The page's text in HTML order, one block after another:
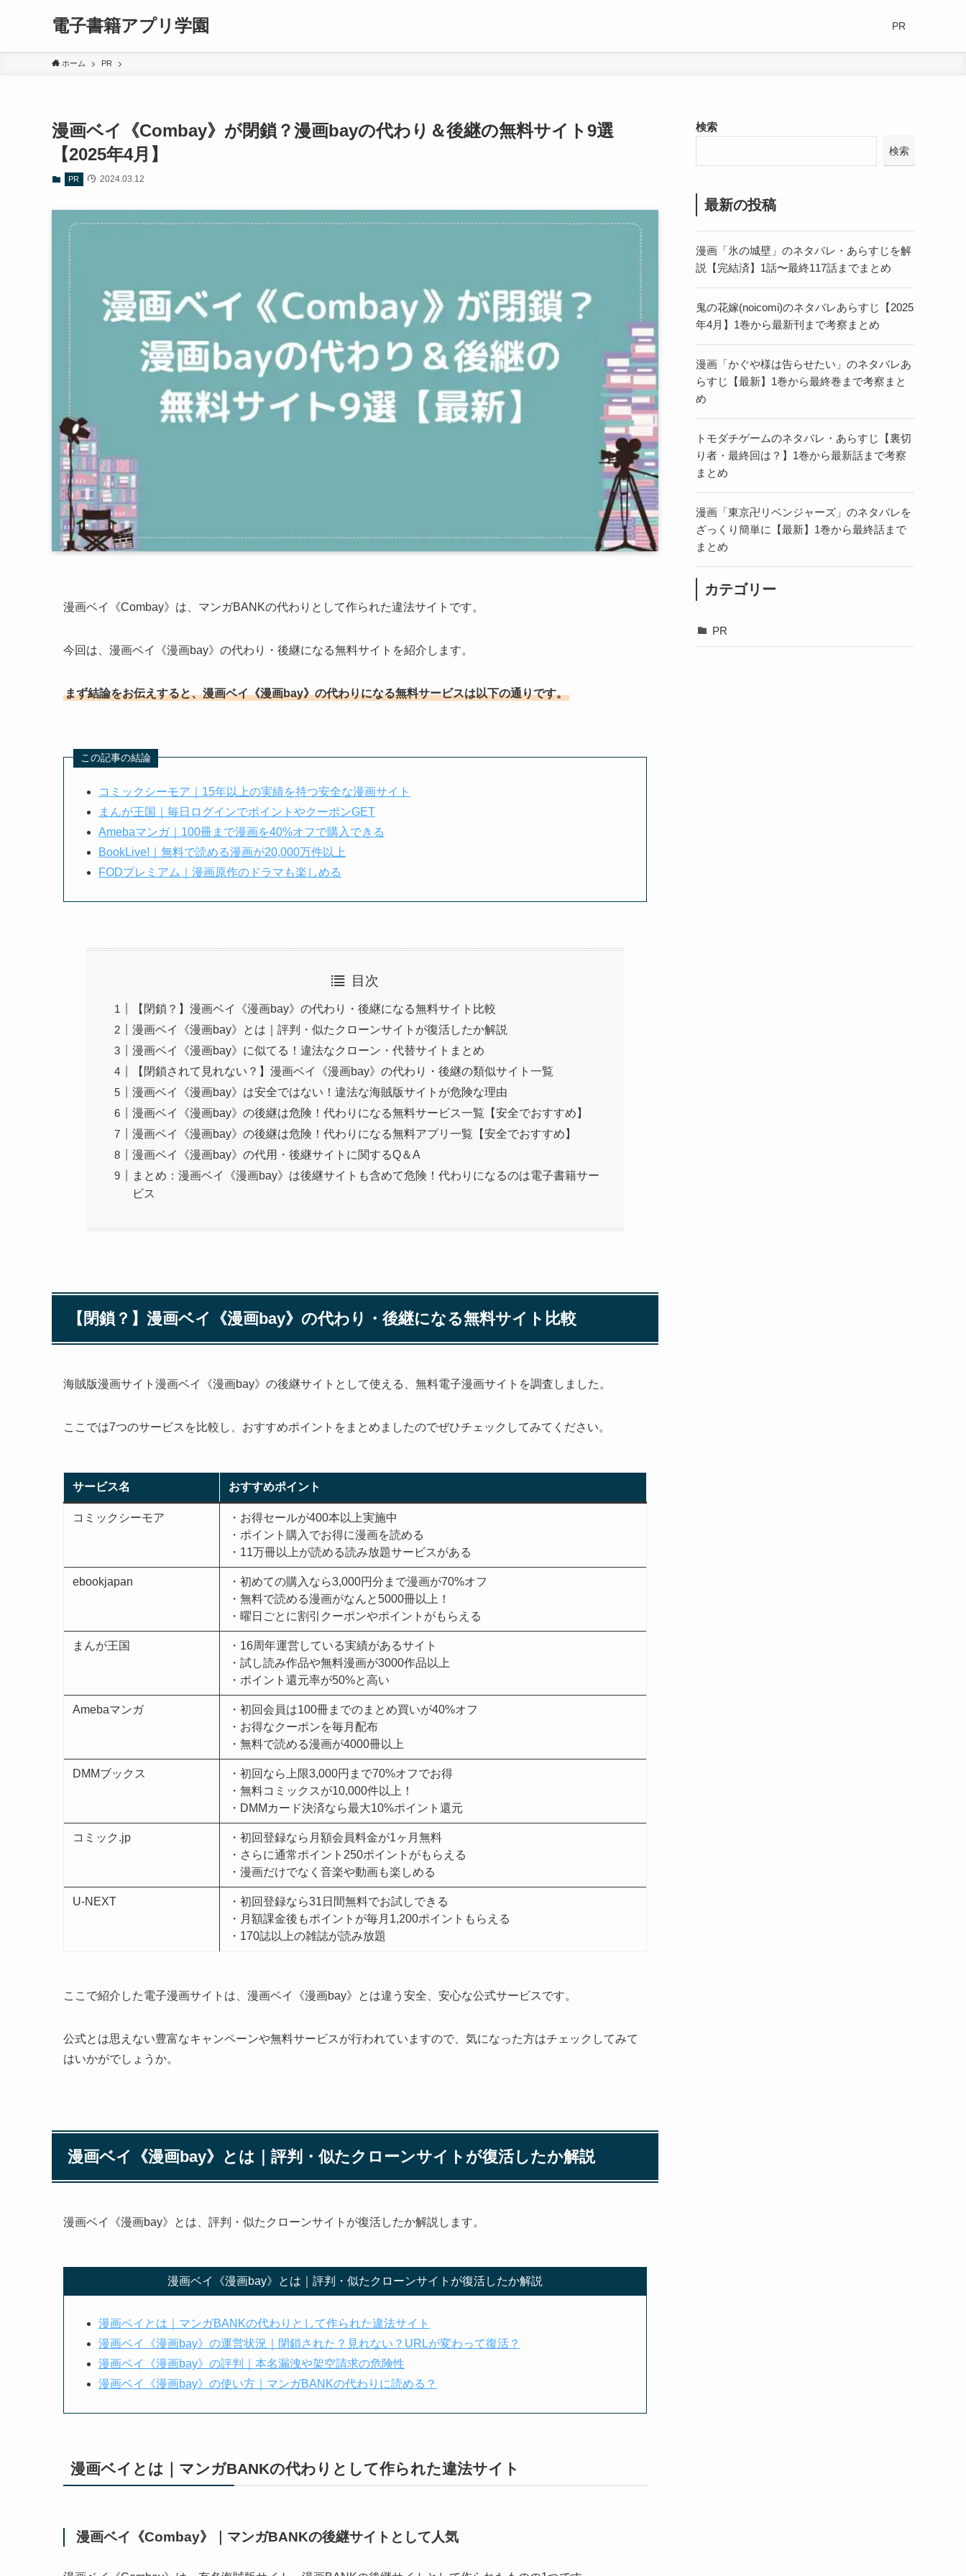
電子書籍アプリ学園 PR
ホーム PR
漫画ベイ《Combay》が閉鎖？漫画bayの代わり＆後継の無料サイト9選
【2025年4月】
PR 2024.03.12
漫画ベイ《Combay》は、マンガBANKの代わりとして作られた違法サイトです。
今回は、漫画ベイ《漫画bay》の代わり・後継になる無料サイトを紹介します。
まず結論をお伝えすると、漫画ベイ《漫画bay》の代わりになる無料サービスは以下の通りです。
この記事の結論
コミックシーモア｜15年以上の実績を持つ安全な漫画サイト
まんが王国｜毎日ログインでポイントやクーポンGET
Amebaマンガ｜100冊まで漫画を40%オフで購入できる
BookLive!｜無料で読める漫画が20,000万件以上
FODプレミアム｜漫画原作のドラマも楽しめる
目次
【閉鎖？】漫画ベイ《漫画bay》の代わり・後継になる無料サイト比較
漫画ベイ《漫画bay》とは｜評判・似たクローンサイトが復活したか解説
漫画ベイ《漫画bay》に似てる！違法なクローン・代替サイトまとめ
【閉鎖されて見れない？】漫画ベイ《漫画bay》の代わり・後継の類似サイト一覧
漫画ベイ《漫画bay》は安全ではない！違法な海賊版サイトが危険な理由
漫画ベイ《漫画bay》の後継は危険！代わりになる無料サービス一覧【安全でおすすめ】
漫画ベイ《漫画bay》の後継は危険！代わりになる無料アプリ一覧【安全でおすすめ】
漫画ベイ《漫画bay》の代用・後継サイトに関するQ＆A
まとめ：漫画ベイ《漫画bay》は後継サイトも含めて危険！代わりになるのは電子書籍サー
ビス
【閉鎖？】漫画ベイ《漫画bay》の代わり・後継になる無料サイト比較
海賊版漫画サイト漫画ベイ《漫画bay》の後継サイトとして使える、無料電子漫画サイトを調査しました。
ここでは7つのサービスを比較し、おすすめポイントをまとめましたのでぜひチェックしてみてください。
サービス名 おすすめポイント
コミックシーモア
・お得セールが400本以上実施中
・ポイント購入でお得に漫画を読める
・11万冊以上が読める読み放題サービスがある
ebookjapan
・初めての購入なら3,000円分まで漫画が70%オフ
・無料で読める漫画がなんと5000冊以上！
・曜日ごとに割引クーポンやポイントがもらえる
まんが王国
・16周年運営している実績があるサイト
・試し読み作品や無料漫画が3000作品以上
・ポイント還元率が50%と高い
Amebaマンガ
・初回会員は100冊までのまとめ買いが40%オフ
・お得なクーポンを毎月配布
・無料で読める漫画が4000冊以上
DMMブックス
・初回なら上限3,000円まで70%オフでお得
・無料コミックスが10,000件以上！
・DMMカード決済なら最大10%ポイント還元
コミック.jp
・初回登録なら月額会員料金が1ヶ月無料
・さらに通常ポイント250ポイントがもらえる
・漫画だけでなく音楽や動画も楽しめる
U-NEXT
・初回登録なら31日間無料でお試しできる
・月額課金後もポイントが毎月1,200ポイントもらえる
・170誌以上の雑誌が読み放題
ここで紹介した電子漫画サイトは、漫画ベイ《漫画bay》とは違う安全、安心な公式サービスです。
公式とは思えない豊富なキャンペーンや無料サービスが行われていますので、気になった方はチェックしてみて
はいかがでしょうか。
漫画ベイ《漫画bay》とは｜評判・似たクローンサイトが復活したか解説
漫画ベイ《漫画bay》とは、評判・似たクローンサイトが復活したか解説します。
漫画ベイ《漫画bay》とは｜評判・似たクローンサイトが復活したか解説
漫画ベイとは｜マンガBANKの代わりとして作られた違法サイト
漫画ベイ《漫画bay》の運営状況｜閉鎖された？見れない？URLが変わって復活？
漫画ベイ《漫画bay》の評判｜本名漏洩や架空請求の危険性
漫画ベイ《漫画bay》の使い方｜マンガBANKの代わりに読める？
漫画ベイとは｜マンガBANKの代わりとして作られた違法サイト
漫画ベイ《Combay》｜マンガBANKの後継サイトとして人気
検索
検索
最新の投稿
漫画「氷の城壁」のネタバレ・あらすじを解
説【完結済】1話〜最終117話までまとめ
鬼の花嫁(noicomi)のネタバレあらすじ【2025
年4月】1巻から最新刊まで考察まとめ
漫画「かぐや様は告らせたい」のネタバレあ
らすじ【最新】1巻から最終巻まで考察まと
め
トモダチゲームのネタバレ・あらすじ【裏切
り者・最終回は？】1巻から最新話まで考察
まとめ
漫画「東京卍リベンジャーズ」のネタバレを
ざっくり簡単に【最新】1巻から最終話まで
まとめ
カテゴリー
PR